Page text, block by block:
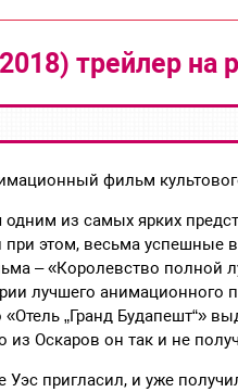
трейлер на
фильм
из самых ярких
при этом, весьма
– «Королевство полной
лучшего
„Гранд Будапешт“»
из Оскаров он так и не
Уэс пригласил, и уже